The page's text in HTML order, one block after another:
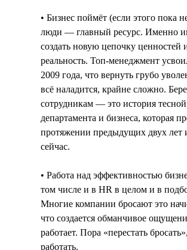
• Бизнес поймёт (если этого пока
люди — главный ресурс. Именно
создать новую цепочку ценностей
реальность. Топ-менеджмент
2009 года, что вернуть грубо
всё наладится, крайне сложно.
сотрудникам — это история
департамента и бизнеса, которая
протяжении предыдущих двух лет
сейчас.
• Работа над эффективностью
том числе и в HR в целом и в
Многие компании бросают это
что создается обманчивое
работает. Пора «перестать
работать.